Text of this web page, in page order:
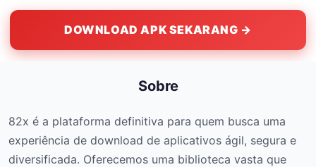
DOWNLOAD APK SEKARANG →
Sobre
82x é a plataforma definitiva para quem busca uma
experiência de download de aplicativos ágil, segura e
diversificada. Oferecemos uma biblioteca vasta que